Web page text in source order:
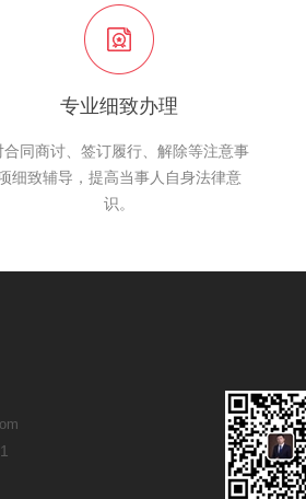
专业细致办理
合同商讨、签订履行、解除等注意事
细致辅导，提高当事人自身法律意
识。